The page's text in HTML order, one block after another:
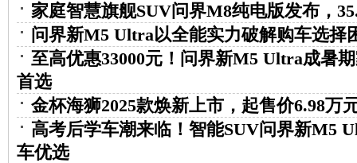
家庭智慧旗舰SUV问界M8纯电版发布，
问界新M5 Ultra以全能实力破解购车选择
至高优惠33000元！问界新M5 Ultra成暑
首选
金杯海狮2025款焕新上市，起售价6.98万
高考后学车潮来临！智能SUV问界新M5
车优选